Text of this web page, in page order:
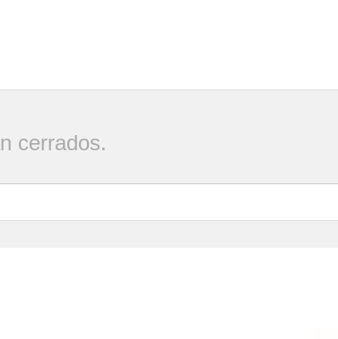
cerrados.